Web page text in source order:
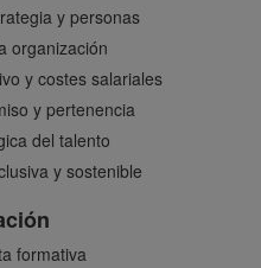
y personas
organización
y costes salariales
y pertenencia
del talento
y sostenible
formativa